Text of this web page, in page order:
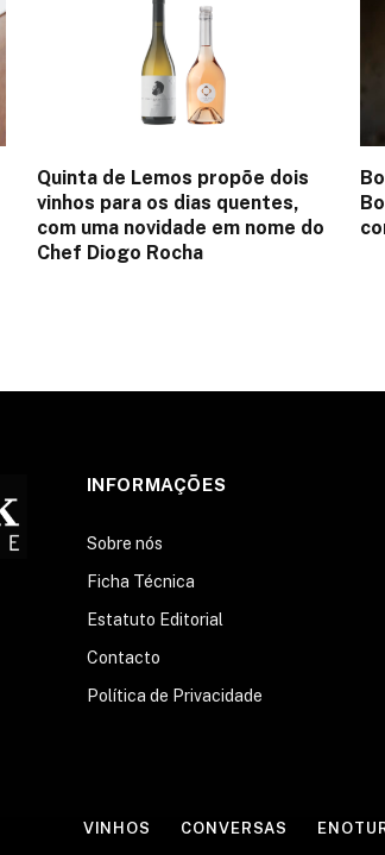
Quinta de Lemos propõe dois
vinhos para os dias quentes,
com uma novidade em nome do
Chef Diogo Rocha
INFORMAÇÕES
Sobre nós
Ficha Técnica
Estatuto Editorial
Contacto
Política de Privacidade
VINHOS CONVERSAS